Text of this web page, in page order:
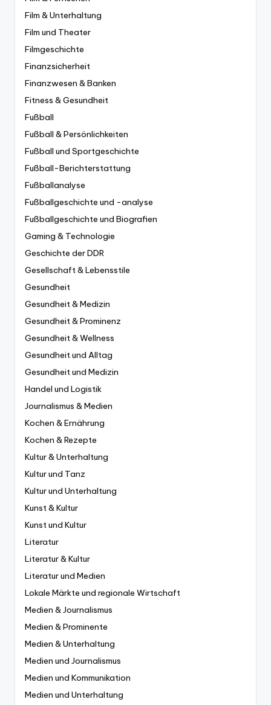
Film & Unterhaltung
Film und Theater
Filmgeschichte
Finanzsicherheit
Finanzwesen & Banken
Fitness & Gesundheit
Fußball
Fußball & Persönlichkeiten
Fußball und Sportgeschichte
Fußball-Berichterstattung
Fußballanalyse
Fußballgeschichte und -analyse
Fußballgeschichte und Biografien
Gaming & Technologie
Geschichte der DDR
Gesellschaft & Lebensstile
Gesundheit
Gesundheit & Medizin
Gesundheit & Prominenz
Gesundheit & Wellness
Gesundheit und Alltag
Gesundheit und Medizin
Handel und Logistik
Journalismus & Medien
Kochen & Ernährung
Kochen & Rezepte
Kultur & Unterhaltung
Kultur und Tanz
Kultur und Unterhaltung
Kunst & Kultur
Kunst und Kultur
Literatur
Literatur & Kultur
Literatur und Medien
Lokale Märkte und regionale Wirtschaft
Medien & Journalismus
Medien & Prominente
Medien & Unterhaltung
Medien und Journalismus
Medien und Kommunikation
Medien und Unterhaltung